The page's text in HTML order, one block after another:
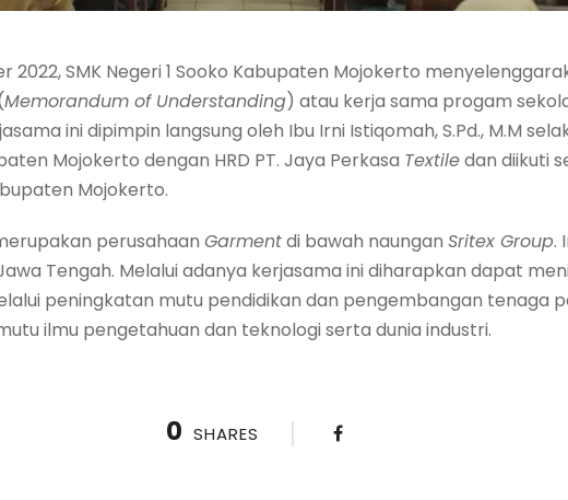
2022, SMK Negeri 1 Sooko Kabupaten Mojokerto
Memorandum of Understanding) atau kerja sama progam
ini dipimpin langsung oleh Ibu Irni Istiqomah, S.Pd., M.M
Mojokerto dengan HRD PT. Jaya Perkasa Textiledan diikuti
Mojokerto.
perusahaan Garmentdi bawah naungan Sritex Group.
Tengah. Melalui adanya kerjasama ini diharapkan dapat
peningkatan mutu pendidikan dan pengembangan tenaga
ilmu pengetahuan dan teknologi serta dunia industri.
0 SHARES